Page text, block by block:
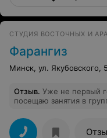
СТУДИЯ ВОСТОЧНЫХ И
Фарангиз
Минск, ул. Якубовского,
Отзыв. Уже не первый
посещаю занятия в
Татьяна Дмитриевна, -
влюблённый в свое